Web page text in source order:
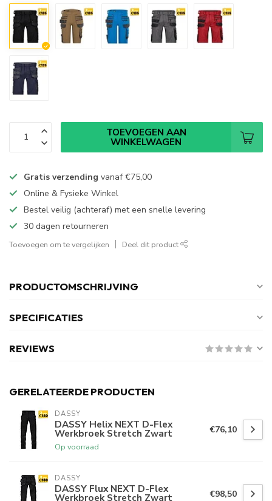
TOEVOEGEN AAN
WINKELWAGEN
Gratis verzending vanaf€75,00
Online & Fysieke Winkel
Bestel veilig (achteraf) met een snelle levering
30 dagen retourneren
Toevoegen om te vergelijken Deel dit product
PRODUCTOMSCHRIJVING
SPECIFICATIES
REVIEWS
GERELATEERDE PRODUCTEN
DASSY
DASSY Helix NEXT D-Flex
Werkbroek Stretch Zwart
Op voorraad
€76,10
DASSY
DASSY Flux NEXT D-Flex
Werkbroek Stretch Zwart €98,50